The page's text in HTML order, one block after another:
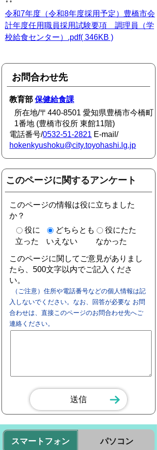
令和7年度（令和8年度採用予定）豊橋市会
計年度任用職員採用試験要項 調理員（学
校給食センター）.pdf( 346KB )
お問合わせ先
教育部保健給食課
所在地/〒440-8501 愛知県豊橋市今橋町
1番地 (豊橋市役所 東館11階)
電話番号/0532-51-2821 E-mail/
hokenkyushoku@city.toyohashi.lg.jp
このページに関するアンケート
このページの情報は役に立ちました
か？
役に
立った
どちらとも
いえない
役にたた
なかった
このページに関してご意見がありまし
たら、500文字以内でご記入くださ
い。
（ご注意）住所や電話番号などの個人情報は記
入しないでください。なお、回答が必要な お問
合わせは、直接このページのお問合わせ先へご
連絡ください。
スマートフォン パソコン